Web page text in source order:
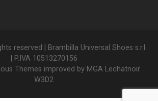
reserved | Brambilla Universal Shoes s.r.l.
| P.IVA 10513270156
Themes improved by MGA Lechatnoir
W3D2